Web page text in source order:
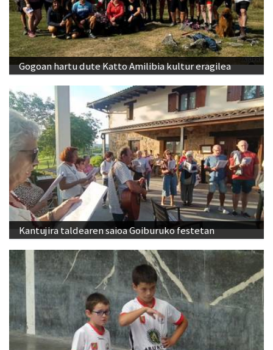
Gogoan hartu dute Katto Amilibia kultur eragilea
Kantujira taldearen saioa Goiburuko festetan